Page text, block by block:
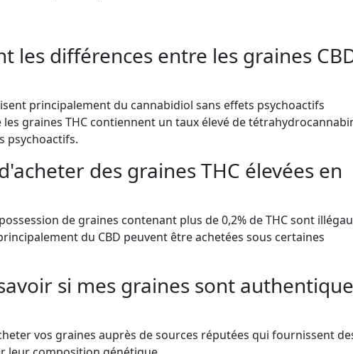
les différences entre les graines
principalement du cannabidiol sans effets psychoactifs
graines THC contiennent un taux élevé de
psychoactifs.
des graines THC élevées en
de graines contenant plus de 0,2% de THC sont
du CBD peuvent être achetées sous certaines
si mes graines sont
vos graines auprès de sources réputées qui fournissent